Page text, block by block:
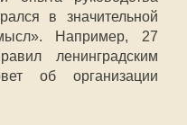
в значительной
Например, 27
ленинградским
об организации